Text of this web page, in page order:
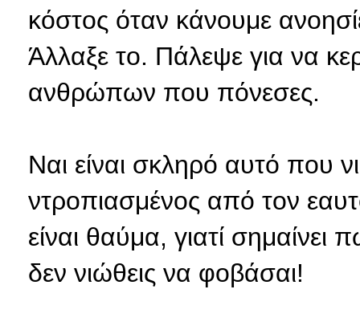
κόστος όταν κάνουμε
Άλλαξε το. Πάλεψε για να
ανθρώπων που πόνεσες.
Ναι είναι σκληρό αυτό που
ντροπιασμένος από τον
είναι θαύμα, γιατί
δεν νιώθεις να φοβάσαι!